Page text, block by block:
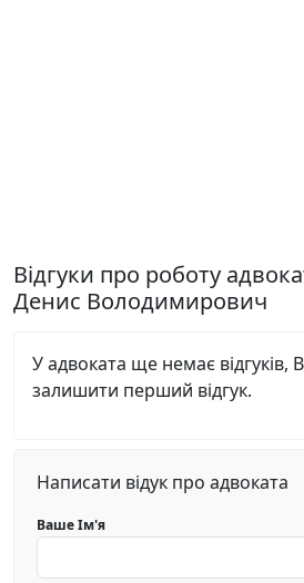
Відгуки про роботу
Денис Володимирович
У адвоката ще немає відгуків,
залишити перший відгук.
Написати відук про адвоката
Ваше Ім'я